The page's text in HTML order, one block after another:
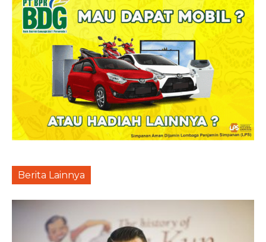
Berita Lainnya